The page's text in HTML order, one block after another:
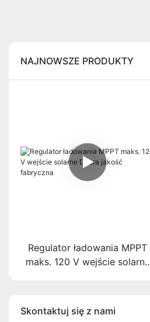
NAJNOWSZE PRODUKTY
Regulator ładowania MPPT
maks. 120 V wejście solarne
Skontaktuj się z nami